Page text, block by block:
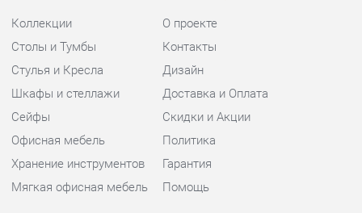
ГОРОДА
Весь мир
Екатеринбург
КОНТАКТЫ
Шоурум и склад самовывоза
Адрес: г.Екатеринбург,
Уральских рабочих, 54
Телефон: +7 (343) 383-35-98
Часы работы: